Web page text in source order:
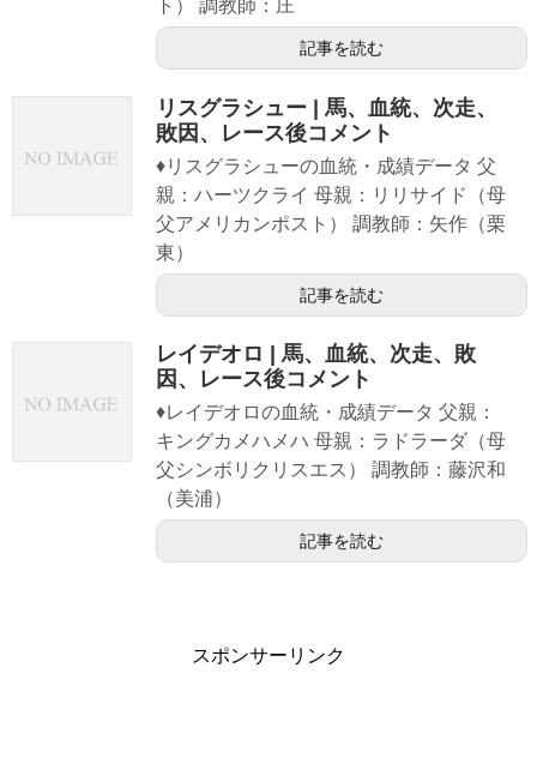
ト） 調教師：庄
記事を読む
リスグラシュー | 馬、血統、次走、
敗因、レース後コメント
♦リスグラシューの血統・成績データ 父
親：ハーツクライ 母親：リリサイド（母
父アメリカンポスト） 調教師：矢作（栗
東）
記事を読む
レイデオロ | 馬、血統、次走、敗
因、レース後コメント
♦レイデオロの血統・成績データ 父親：
キングカメハメハ 母親：ラドラーダ（母
父シンボリクリスエス） 調教師：藤沢和
（美浦）
記事を読む
スポンサーリンク